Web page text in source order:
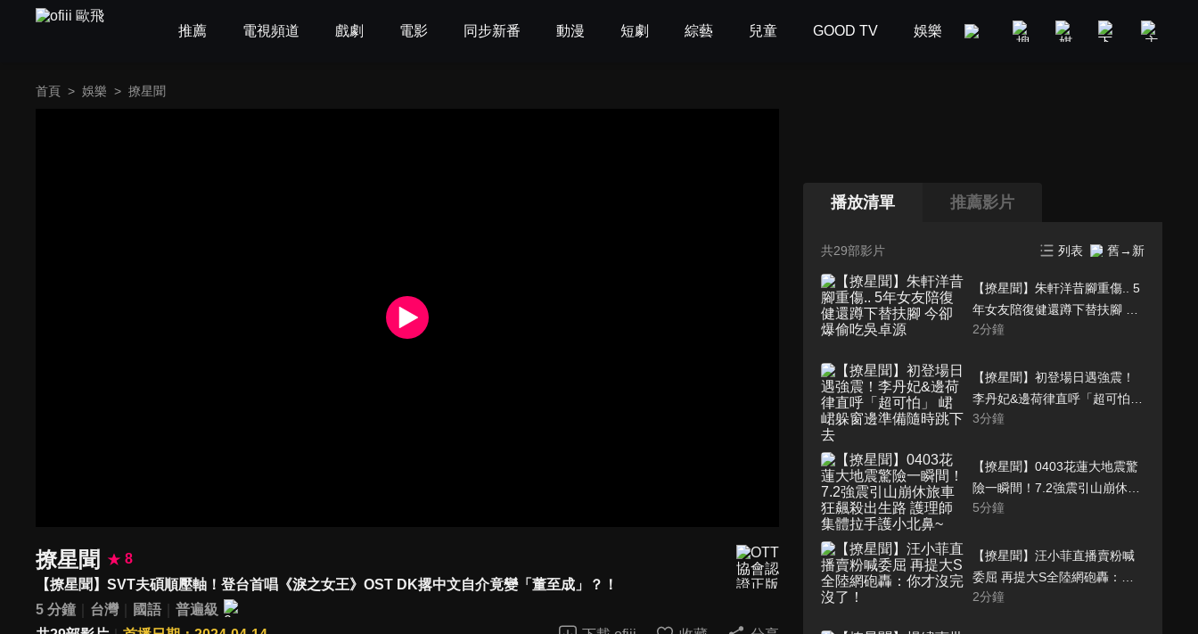
推薦 電視頻道 戲劇 電影 同步新番 動漫 短劇 綜藝 兒童 GOOD TV 娛樂 美食旅遊 新聞政論
首頁 > 娛樂 > 撩星聞
撩星聞
8
【撩星聞】SVT夫碩順壓軸！登台首唱《淚之女王》OST DK撂中文自介竟變「董至成」？！
5 分鐘
台灣 國語
普遍級
播放清單 推薦影片
共29部影片 列表 舊→新
【撩星聞】朱軒洋昔腳重傷.. 5
年女友陪復健還蹲下替扶腳 今
卻爆偷吃吳卓源
2分鐘
【撩星聞】初登場日遇強震！
李丹妃&邊荷律直呼「超可怕」
峮峮躲窗邊準備隨時跳下去
3分鐘
【撩星聞】0403花蓮大地震驚
險一瞬間！7.2強震引山崩休旅
車狂飆殺出生路 護理師集體拉
5分鐘
【撩星聞】汪小菲直播賣粉喊
委屈 再提大S全陸網砲轟：你
才沒完沒了！
2分鐘